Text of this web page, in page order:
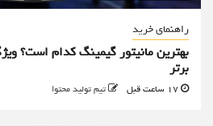
راهنمای خرید
برتر
تیم تولید محتوا